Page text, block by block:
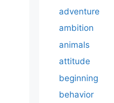
adventure
ambition
animals
attitude
beginning
behavior